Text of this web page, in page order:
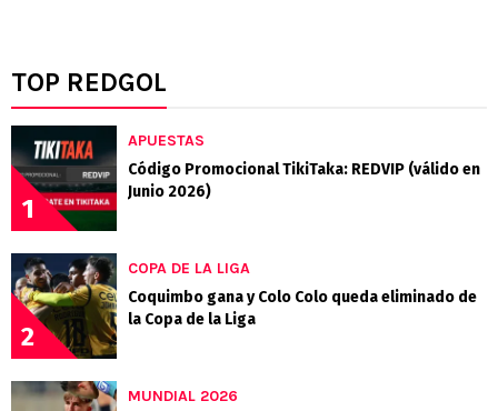
TOP REDGOL
1
APUESTAS
Código Promocional TikiTaka: REDVIP (válido en
Junio 2026)
2
COPA DE LA LIGA
Coquimbo gana y Colo Colo queda eliminado de
la Copa de la Liga
MUNDIAL 2026